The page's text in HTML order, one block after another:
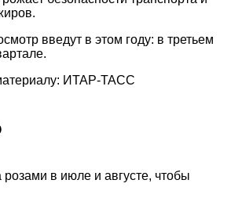
введут в этом году: в третьем
ИТАР-ТАСС
розами в июле и августе, чтобы